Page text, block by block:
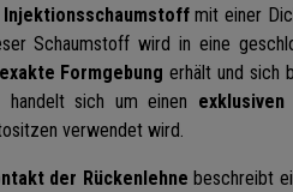
Injektionsschaumstoffmit einer
Schaumstoff wird in eine
exakte Formgebung erhält und sich
sich um einen exklusiven
verwendet wird.
der Rückenlehne beschreibt